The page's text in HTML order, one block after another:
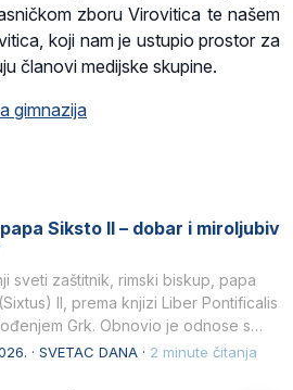
zboru Virovitica te našem
koji nam je ustupio prostor za
članovi medijske skupine.
gimnazija
Siksto II – dobar i miroljubiv
sveti zaštitnik, rimski biskup, papa
II, prema knjizi Liber Pontificalis
Grk. Obnovio je odnose s
· SVETAC DANA · 2 minute čitanja